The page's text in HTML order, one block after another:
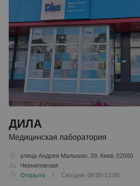
ДИЛА
Медицинская лаборатория
улица Андрея Малышко, 39, Киев, 02000
Черниговская
Открыто
/ Сегодня: 08:00-13:00